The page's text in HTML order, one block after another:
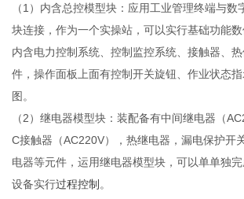
（1）内含总控模型块：应用工业管理终端与数
块连接，作为一个实操站，可以实行基础功能数
内含电力控制系统、控制监控系统、接触器、
件，操作面板上面有控制开关旋钮、作业状态
图。
（2）继电器模型块：装配备有中间继电器（
C接触器（AC220V），热继电器，漏电保护开
电器等元件，运用继电器模型块，可以单单独
设备实行过程控制 。